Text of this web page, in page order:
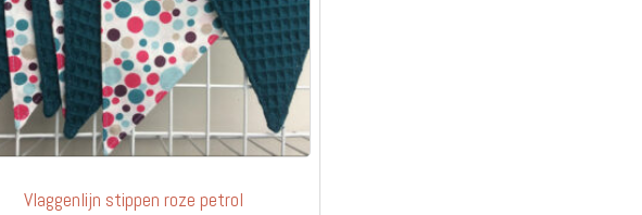
Vlaggenlijn stippen roze petrol